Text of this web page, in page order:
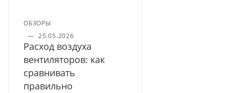
ОБЗОРЫ
— 25.05.2026
Расход воздуха
вентиляторов: как
сравнивать
правильно